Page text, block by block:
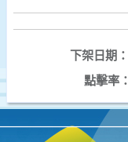
下架日期：
點擊率：